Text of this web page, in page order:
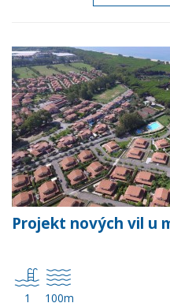
Projekt nových vil u
1 100m